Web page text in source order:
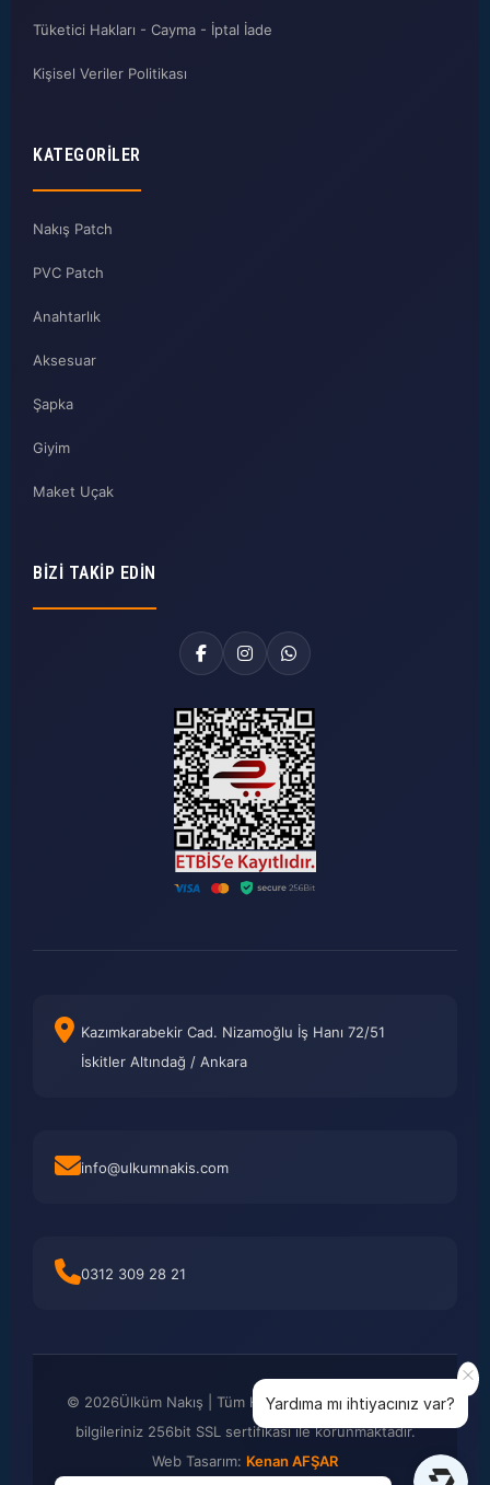
Tüketici Hakları - Cayma - İptal İade
Kişisel Veriler Politikası
KATEGORILER
Nakış Patch
PVC Patch
Anahtarlık
Aksesuar
Şapka
Giyim
Maket Uçak
BIZI TAKIP EDIN
Kazımkarabekir Cad. Nizamoğlu İş Hanı 72/51
İskitler Altındağ / Ankara
info@ulkumnakis.com
0312 309 28 21
© 2026Ülküm Nakış | Tüm Hakları Saklıdır. Kredi kartı
bilgileriniz 256bit SSL sertifikası ile korunmaktadır.
Web Tasarım: Kenan AFŞAR
Yardıma mı ihtiyacınız var?